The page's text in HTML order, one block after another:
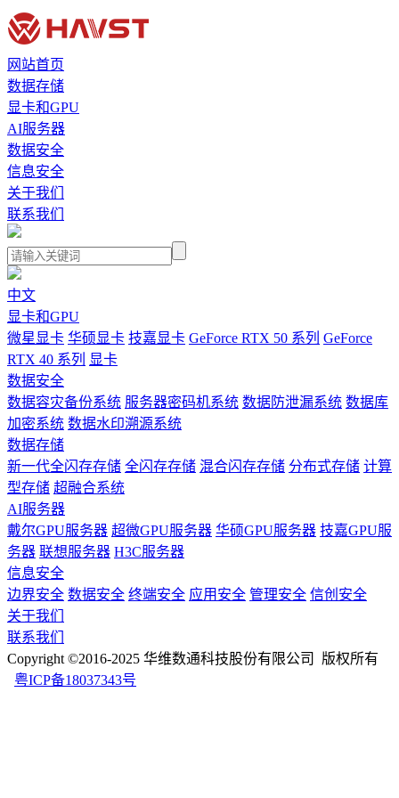
网站首页
数据存储
显卡和GPU
AI服务器
数据安全
信息安全
关于我们
联系我们
中文
显卡和GPU
微星显卡 华硕显卡 技嘉显卡 GeForce RTX 50 系列 GeForce
RTX 40 系列 显卡
数据安全
数据容灾备份系统 服务器密码机系统 数据防泄漏系统 数据库
加密系统 数据水印溯源系统
数据存储
新一代全闪存存储 全闪存存储 混合闪存存储 分布式存储 计算
型存储 超融合系统
AI服务器
戴尔GPU服务器 超微GPU服务器 华硕GPU服务器 技嘉GPU服
务器 联想服务器 H3C服务器
信息安全
边界安全 数据安全 终端安全 应用安全 管理安全 信创安全
关于我们
联系我们
Copyright ©2016-2025 华维数通科技股份有限公司 版权所有
粤ICP备18037343号